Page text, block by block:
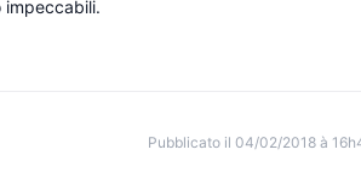
impeccabili.
Pubblicato il 04/02/2018 à